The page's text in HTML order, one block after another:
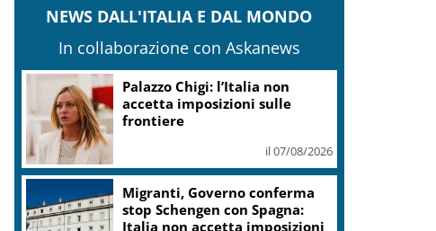
NEWS DALL'ITALIA E DAL MONDO
In collaborazione con Askanews
Europei nuoto, Paltrinieri
quarto nella 3 km
Calcio, Juve, Spalletti:
“Mercato ok”, domani l’Inter